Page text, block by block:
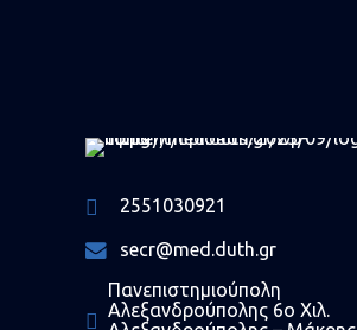
2551030921
secr@med.duth.gr
Πανεπιστημιούπολη
Αλεξανδρούπολης 6ο Χιλ.